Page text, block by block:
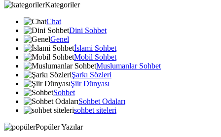
Kategoriler
Chat
Dini Sohbet
Genel
İslami Sohbet
Mobil Sohbet
Muslumanlar Sohbet
Şarkı Sözleri
Şiir Dünyası
Sohbet
Sohbet Odaları
sohbet siteleri
Popüler Yazılar